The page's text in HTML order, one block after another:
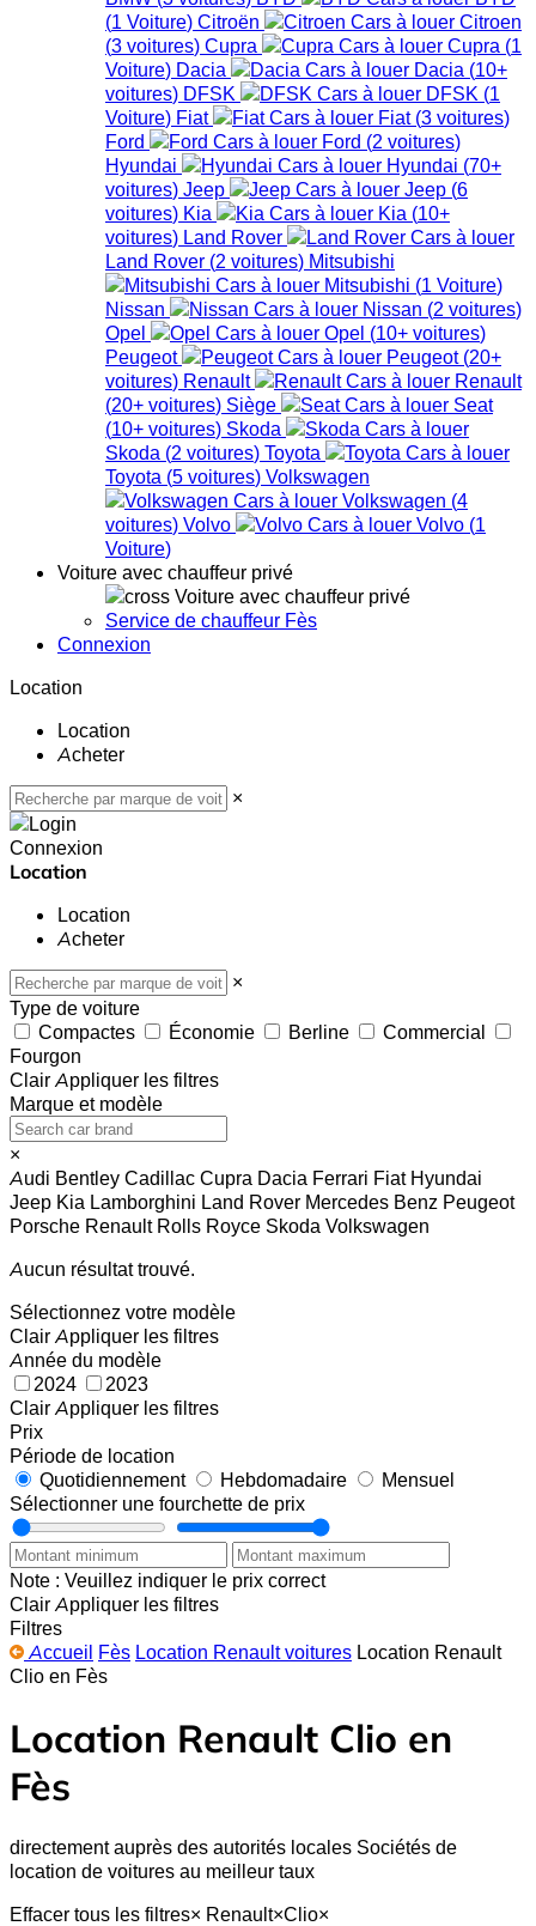
(1 Voiture) Citroën
Citroen
(3 voitures) Cupra Cupra (1
Voiture) Dacia Dacia (10+
voitures) DFSK DFSK (1
Voiture) Fiat Fiat (3 voitures)
Ford
Ford (2 voitures)
Hyundai
Hyundai (70+
voitures) Jeep Jeep (6
voitures) Kia Kia (10+
voitures) Land Rover
Land Rover (2 voitures) Mitsubishi
Mitsubishi (1 Voiture)
Nissan
Nissan (2 voitures)
Opel
Opel (10+ voitures)
Peugeot
Peugeot (20+
voitures) Renault
Renault
(20+ voitures) Siège
Seat
(10+ voitures) Skoda
Skoda (2 voitures) Toyota
Toyota (5 voitures) Volkswagen
Volkswagen (4
voitures) Volvo Volvo (1
Voiture)
Voiture avec chauffeur privé
Voiture avec chauffeur privé
Service de chauffeur Fès
Connexion
Location
Location
Acheter
×
Connexion
Location
Location
Acheter
×
Type de voiture
Compactes
Économie Berline
Commercial
Fourgon
Clair Appliquer les filtres
Marque et modèle
×
Audi Bentley Cadillac Cupra Dacia Ferrari Fiat Hyundai
Jeep Kia Lamborghini Land Rover Mercedes Benz Peugeot
Porsche Renault Rolls Royce Skoda Volkswagen
Aucun résultat trouvé.
Sélectionnez votre modèle
Clair Appliquer les filtres
Année du modèle
2024
2023
Clair Appliquer les filtres
Prix
Période de location
Quotidiennement
Hebdomadaire
Mensuel
Sélectionner une fourchette de prix
Note : Veuillez indiquer le prix correct
Clair Appliquer les filtres
Filtres
Accueil Fès Location Renault voitures Location Renault
Clio en Fès
Location Renault Clio en
Fès
directement auprès des autorités locales Sociétés de
location de voitures au meilleur taux
Effacer tous les filtres× Renault×Clio×